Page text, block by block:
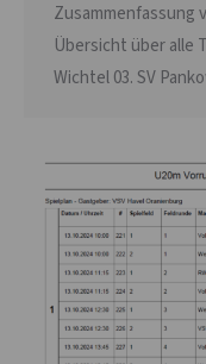
Zusammenfassung
Übersicht über alle
Wichtel 03. SV